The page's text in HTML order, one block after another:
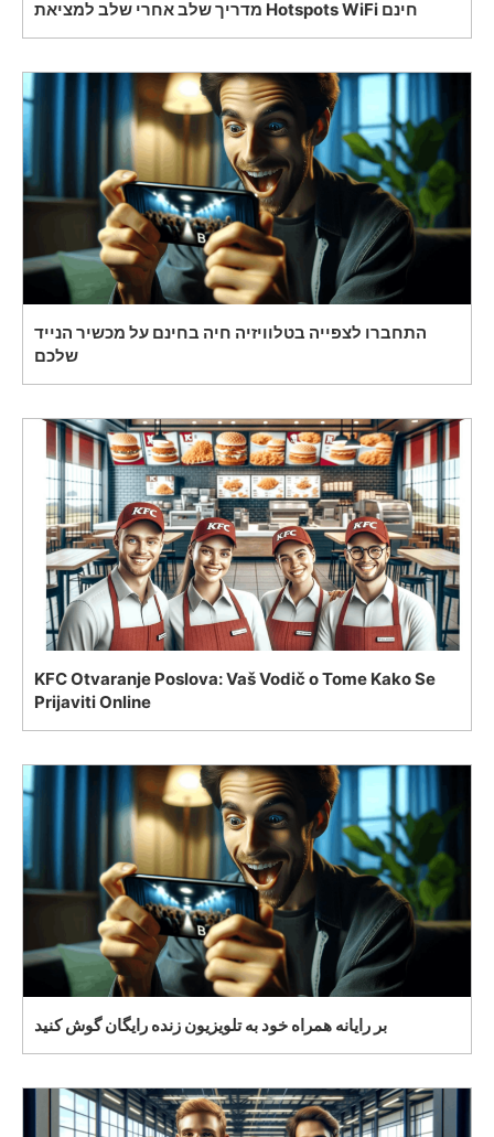
מדריך שלב אחרי שלב למציאת Hotspots WiFi חינם
התחברו לצפייה בטלוויזיה חיה בחינם על מכשיר הנייד
שלכם
KFC Otvaranje Poslova: Vaš Vodič o Tome Kako Se
Prijaviti Online
بر رایانه همراه خود به تلویزیون زنده رایگان گوش کنید